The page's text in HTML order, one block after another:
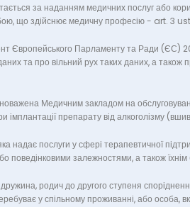
за наданням медичних послуг або
що здійснює медичну професію - art. 3
Європейського Парламенту та Ради (ЄС)
та про вільний рух таких даних, а
Медичним закладом на
препарату від алкоголізму
надає послуги у сфері терапевтичної
поведінковими залежностями, а також їхнім
родич до другого ступеня
у спільному проживанні, або